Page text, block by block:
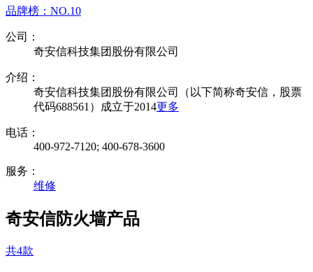
品牌榜： NO.10
公司：
奇安信科技集团股份有限公司
介绍：
奇安信科技集团股份有限公司（以下简称奇安信，股票
代码688561）成立于2014更多
电话：
400-972-7120; 400-678-3600
服务：
维修
奇安信防火墙产品
共4款